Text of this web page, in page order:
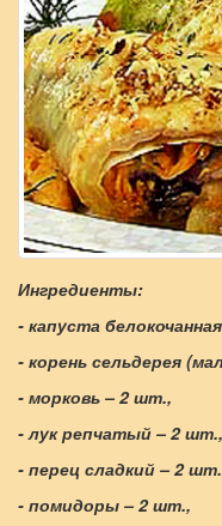
Ингредиенты:
- капуста
- корень сельдерея
- морковь – 2 шт.,
- лук репчатый – 2 шт.,
- перец сладкий – 2
- помидоры – 2 шт.,